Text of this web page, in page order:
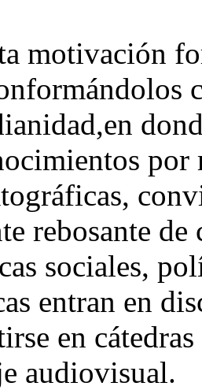
motivación
por
rebosante
sociales,
entran en
en
audiovisual.